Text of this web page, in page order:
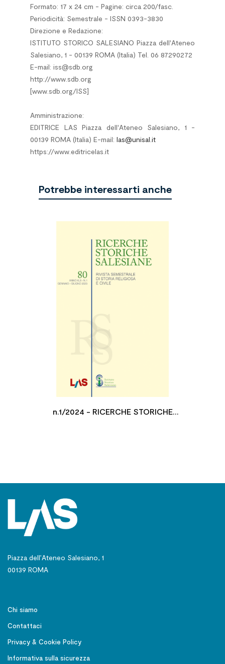
Formato: 17 x 24 cm - Pagine: circa 200/fasc.
Periodicità: Semestrale - ISSN 0393-3830
Direzione e Redazione:
ISTITUTO STORICO SALESIANO Piazza dell'Ateneo
Salesiano, 1 - 00139 ROMA (Italia) Tel. 06 87290272
E-mail: iss@sdb.org
http://www.sdb.org
[www.sdb.org/ISS]
Amministrazione:
EDITRICE LAS Piazza dell'Ateneo Salesiano, 1 -
00139 ROMA (Italia) E-mail: las@unisal.it
https://www.editricelas.it
Potrebbe interessarti anche
n.1/2024 - RICERCHE STORICHE
Piazza dell’Ateneo Salesiano, 1
00139 ROMA
Chi siamo
Contattaci
Privacy & Cookie Policy
Informativa sulla sicurezza